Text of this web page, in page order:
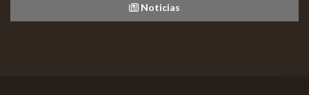
Noticias